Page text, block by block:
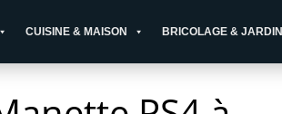
CUISINE & MAISON BRICOLAGE & JARDIN